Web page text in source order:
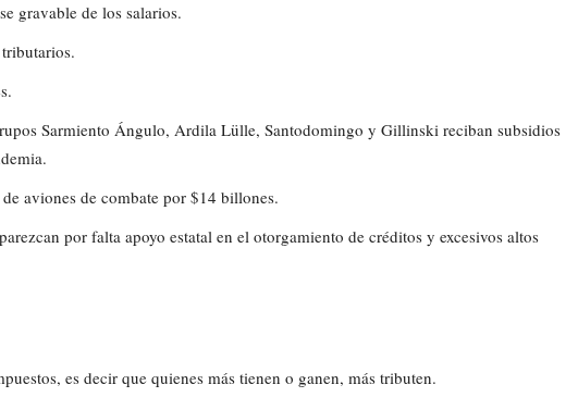
gravable de los salarios.
Sarmiento Ángulo, Ardila Lülle, Santodomingo y Gillinski reciban subsidios
aviones de combate por $14 billones.
por falta apoyo estatal en el otorgamiento de créditos y excesivos altos
es decir que quienes más tienen o ganen, más tributen.